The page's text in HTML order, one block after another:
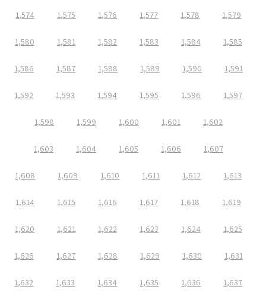
1,574 1,575 1,576 1,577 1,578 1,579
1,580 1,581 1,582 1,583 1,584 1,585
1,586 1,587 1,588 1,589 1,590 1,591
1,592 1,593 1,594 1,595 1,596 1,597
1,598 1,599 1,600 1,601 1,602
1,603 1,604 1,605 1,606 1,607
1,608 1,609 1,610 1,611 1,612 1,613
1,614 1,615 1,616 1,617 1,618 1,619
1,620 1,621 1,622 1,623 1,624 1,625
1,626 1,627 1,628 1,629 1,630 1,631
1,632 1,633 1,634 1,635 1,636 1,637